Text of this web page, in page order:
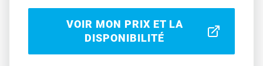
VOIR MON PRIX ET LA
DISPONIBILITÉ